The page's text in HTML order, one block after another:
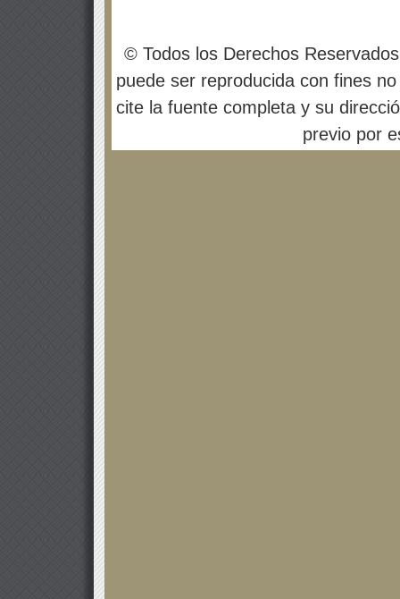
© Todos los Derechos
puede ser reproducida con fines
cite la fuente completa y su
previo por